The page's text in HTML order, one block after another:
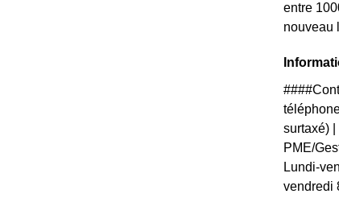
entre
nouveau
surtaxé)
PME/
Lundi-
vendredi